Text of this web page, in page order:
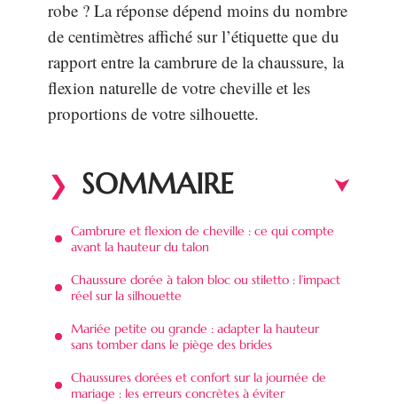
robe ? La réponse dépend moins du nombre
de centimètres affiché sur l’étiquette que du
rapport entre la cambrure de la chaussure, la
flexion naturelle de votre cheville et les
proportions de votre silhouette.
SOMMAIRE
Cambrure et flexion de cheville : ce qui compte
avant la hauteur du talon
Chaussure dorée à talon bloc ou stiletto : l’impact
réel sur la silhouette
Mariée petite ou grande : adapter la hauteur
sans tomber dans le piège des brides
Chaussures dorées et confort sur la journée de
mariage : les erreurs concrètes à éviter